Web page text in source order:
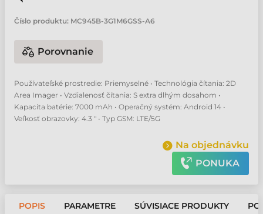
Číslo produktu: MC945B-3G1M6GSS-A6
Porovnanie
Používateľské prostredie: Priemyselné • Technológia čítania: 2D
Area Imager • Vzdialenosť čítania: S extra dlhým dosahom •
Kapacita batérie: 7000 mAh • Operačný systém: Android 14 •
Veľkosť obrazovky: 4.3 " • Typ GSM: LTE/5G
Na objednávku
PONUKA
POPIS PARAMETRE SÚVISIACE PRODUKTY